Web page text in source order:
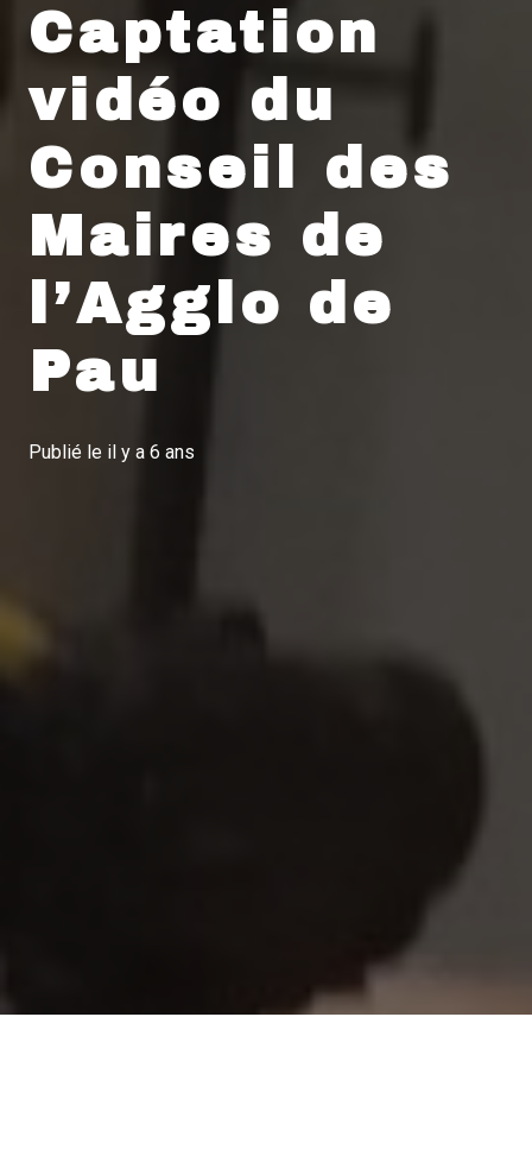
Captation
vidéo du
Conseil des
Maires de
l’Agglo de
Pau
Publié le il y a 6 ans